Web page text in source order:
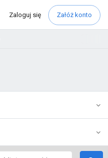
Zaloguj się Załóż konto